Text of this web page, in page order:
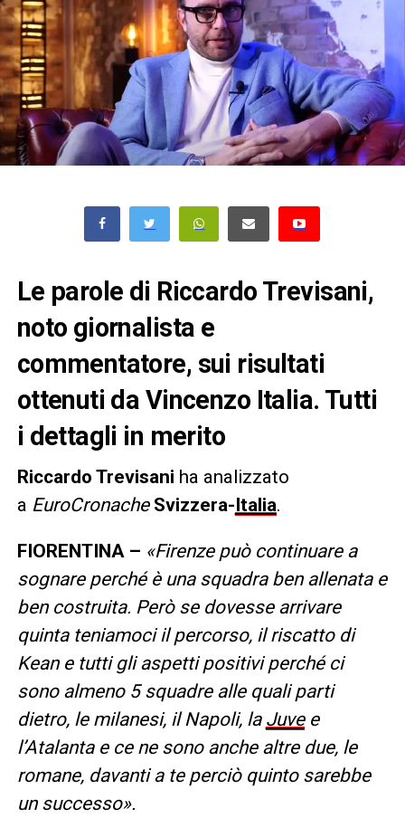
Le parole di Riccardo Trevisani,
noto giornalista e
commentatore, sui risultati
ottenuti da Vincenzo Italia. Tutti
i dettagli in merito
Riccardo Trevisani ha analizzato
a EuroCronache Svizzera-Italia.
FIORENTINA – «Firenze può continuare a
sognare perché è una squadra ben allenata e
ben costruita. Però se dovesse arrivare
quinta teniamoci il percorso, il riscatto di
Kean e tutti gli aspetti positivi perché ci
sono almeno 5 squadre alle quali parti
dietro, le milanesi, il Napoli, la Juvee
l’Atalanta e ce ne sono anche altre due, le
romane, davanti a te perciò quinto sarebbe
un successo».